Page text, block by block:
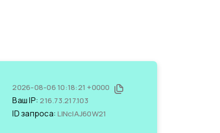
2026-08-06 10:18:21 +0000
Ваш IP:216.73.217.103
ID запроса:LINclAJ60W21